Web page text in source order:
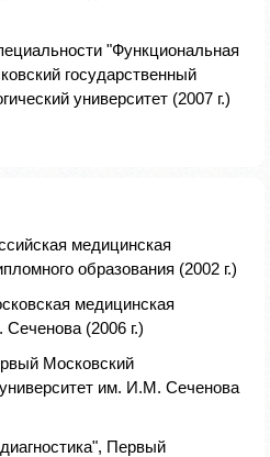
"Функциональная
государственный
университет (2007 г.)
медицинская
образования (2002 г.)
медицинская
(2006 г.)
Московский
им. И.М. Сеченова
Первый